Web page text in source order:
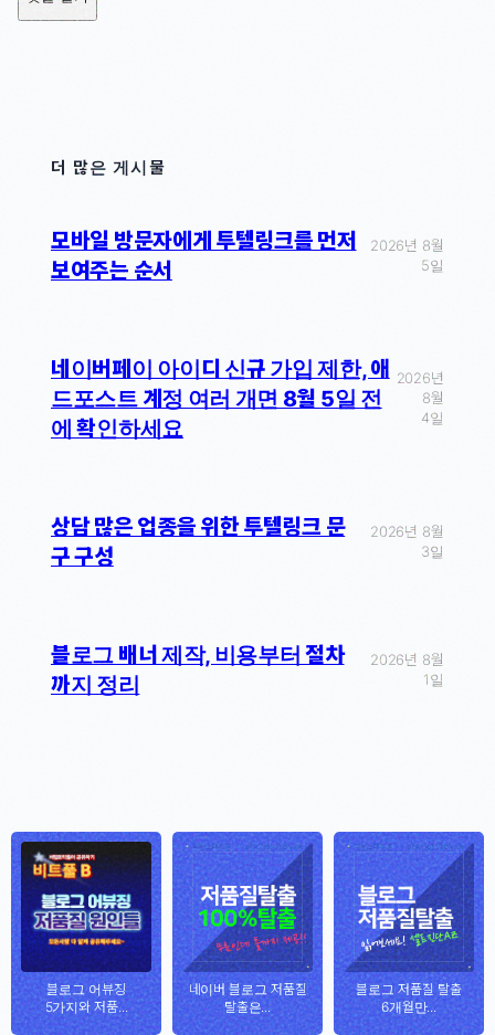
더 많은 게시물
모바일 방문자에게 투텔링크를 먼저
보여주는 순서
2026년 8월
5일
네이버페이 아이디 신규 가입 제한, 애
드포스트 계정 여러 개면 8월 5일 전
에 확인하세요
2026년
8월
4일
상담 많은 업종을 위한 투텔링크 문
구 구성
2026년 8월
3일
블로그 배너 제작, 비용부터 절차
까지 정리
2026년 8월
1일
블로그 어뷰징
5가지와 저품...
네이버 블로그 저품질
탈출은...
블로그 저품질 탈출
6개월만...